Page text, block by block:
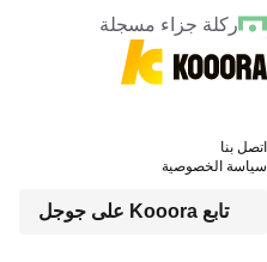
ركلة جزاء مسجلة
تابع Kooora على جوجل
اتصل بنا
سياسة الخصوصية